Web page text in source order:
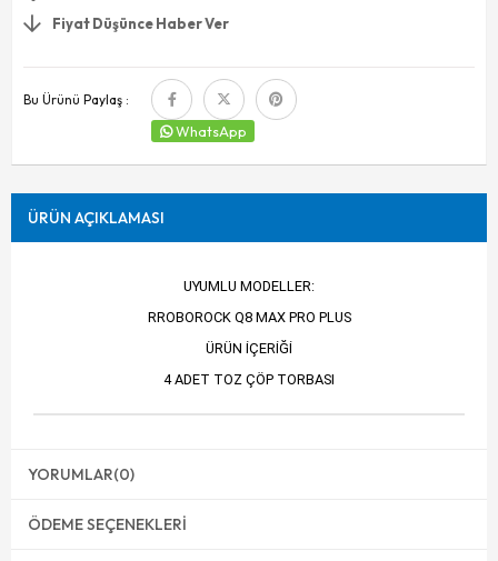
Fiyat Düşünce Haber Ver
Bu Ürünü Paylaş :
WhatsApp
ÜRÜN AÇIKLAMASI
UYUMLU MODELLER:
RROBOROCK Q8 MAX PRO PLUS
ÜRÜN İÇERİĞİ
4 ADET TOZ ÇÖP TORBASI
YORUMLAR(0)
ÖDEME SEÇENEKLERI